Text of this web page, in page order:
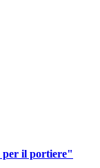
per il portiere"